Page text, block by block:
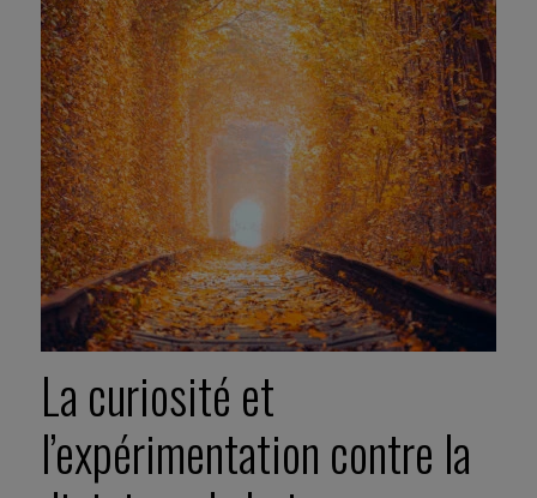
La curiosité et
l’expérimentation contre la